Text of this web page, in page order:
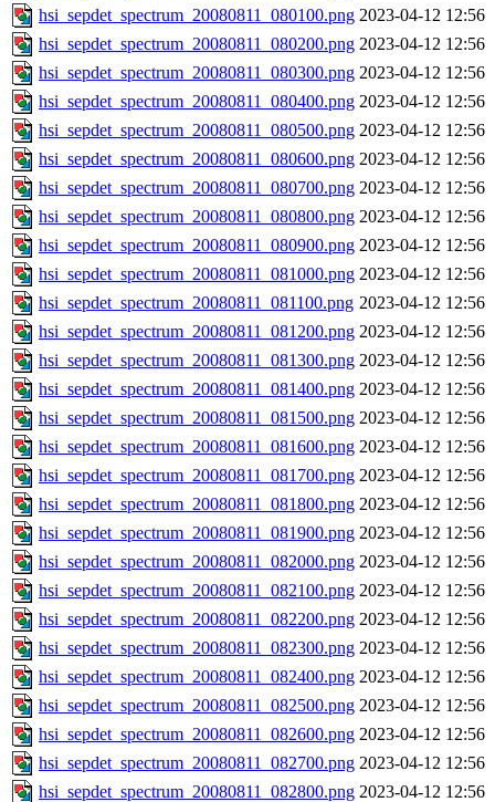
hsi_sepdet_spectrum_20080811_080100.png 2023-04-12 12:56
hsi_sepdet_spectrum_20080811_080200.png 2023-04-12 12:56
hsi_sepdet_spectrum_20080811_080300.png 2023-04-12 12:56
hsi_sepdet_spectrum_20080811_080400.png 2023-04-12 12:56
hsi_sepdet_spectrum_20080811_080500.png 2023-04-12 12:56
hsi_sepdet_spectrum_20080811_080600.png 2023-04-12 12:56
hsi_sepdet_spectrum_20080811_080700.png 2023-04-12 12:56
hsi_sepdet_spectrum_20080811_080800.png 2023-04-12 12:56
hsi_sepdet_spectrum_20080811_080900.png 2023-04-12 12:56
hsi_sepdet_spectrum_20080811_081000.png 2023-04-12 12:56
hsi_sepdet_spectrum_20080811_081100.png 2023-04-12 12:56
hsi_sepdet_spectrum_20080811_081200.png 2023-04-12 12:56
hsi_sepdet_spectrum_20080811_081300.png 2023-04-12 12:56
hsi_sepdet_spectrum_20080811_081400.png 2023-04-12 12:56
hsi_sepdet_spectrum_20080811_081500.png 2023-04-12 12:56
hsi_sepdet_spectrum_20080811_081600.png 2023-04-12 12:56
hsi_sepdet_spectrum_20080811_081700.png 2023-04-12 12:56
hsi_sepdet_spectrum_20080811_081800.png 2023-04-12 12:56
hsi_sepdet_spectrum_20080811_081900.png 2023-04-12 12:56
hsi_sepdet_spectrum_20080811_082000.png 2023-04-12 12:56
hsi_sepdet_spectrum_20080811_082100.png 2023-04-12 12:56
hsi_sepdet_spectrum_20080811_082200.png 2023-04-12 12:56
hsi_sepdet_spectrum_20080811_082300.png 2023-04-12 12:56
hsi_sepdet_spectrum_20080811_082400.png 2023-04-12 12:56
hsi_sepdet_spectrum_20080811_082500.png 2023-04-12 12:56
hsi_sepdet_spectrum_20080811_082600.png 2023-04-12 12:56
hsi_sepdet_spectrum_20080811_082700.png 2023-04-12 12:56
hsi_sepdet_spectrum_20080811_082800.png 2023-04-12 12:56